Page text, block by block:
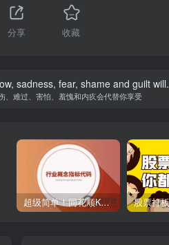
分享 收藏
sadness, fear, shame and guilt will.
、难过、害怕、羞愧和内疚会代替你享受
超级简单！同花顺K线界面显示行业概念指标代码图解